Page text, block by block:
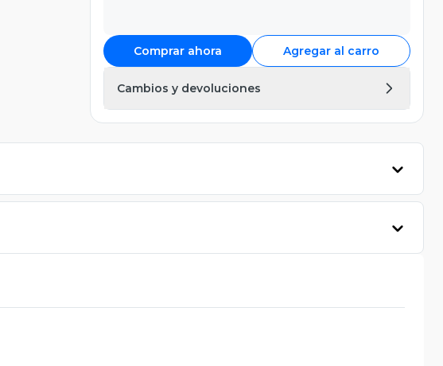
Comprar ahora Agregar al carro
Cambios y devoluciones